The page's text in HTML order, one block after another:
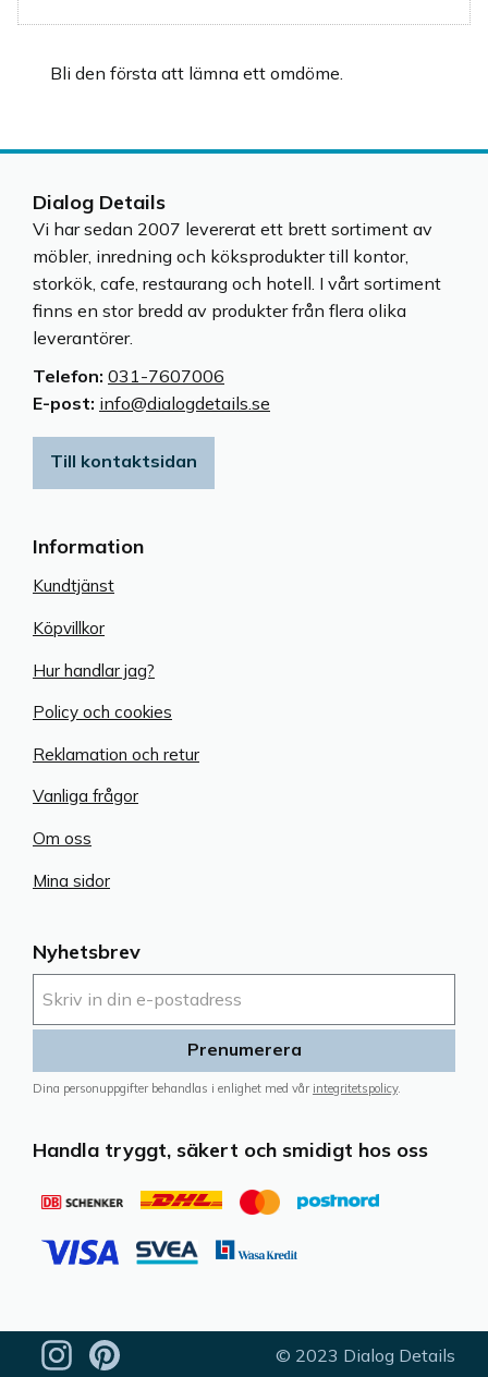
Bli den första att lämna ett omdöme.
Nyhetsbrev
Prenumerera
Dina personuppgifter behandlas i enlighet med vår integritetspolicy.
Handla tryggt, säkert och smidigt hos oss
Information
Kundtjänst
Köpvillkor
Hur handlar jag?
Policy och cookies
Reklamation och retur
Vanliga frågor
Om oss
Mina sidor
Dialog Details
Vi har sedan 2007 levererat ett brett sortiment av
möbler, inredning och köksprodukter till kontor,
storkök, cafe, restaurang och hotell. I vårt sortiment
finns en stor bredd av produkter från flera olika
leverantörer.
Telefon: 031-7607006
E-post: info@dialogdetails.se
Till kontaktsidan
© 2023 Dialog Details